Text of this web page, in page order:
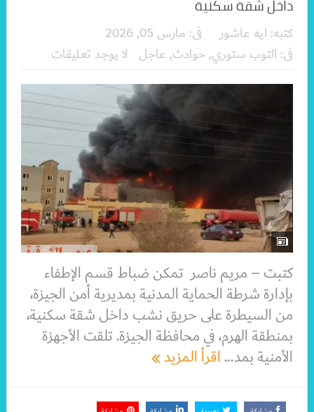
داخل شقة سكنية
كتبه: ايه عاشور فى: مارس 05, 2026
فى: التوب ستوري, حوادث, عاجل لا يوجد تعليقات
كتبت – مريم ناصر تمكن ضباط قسم الإطفاء
بإدارة شرطة الحماية المدنية بمديرية أمن الجيزة،
من السيطرة على حريق نشب داخل شقة سكنية،
بمنطقة الهرم، في محافظة الجيزة. تلقت الأجهزة
الأمنية بمد...اقرأ المزيد